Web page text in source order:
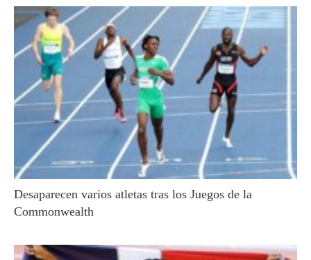
Desaparecen varios atletas tras los Juegos de la
Commonwealth